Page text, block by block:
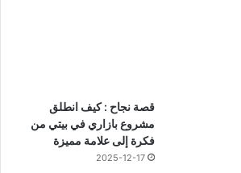
قصة نجاح : كيف انطلق
مشروع بازاري في بيتي من
فكرة إلى علامة مميزة
2025-12-17